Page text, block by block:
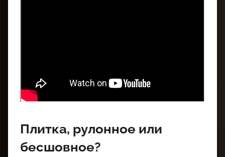
Плитка, рулонное или
бесшовное?